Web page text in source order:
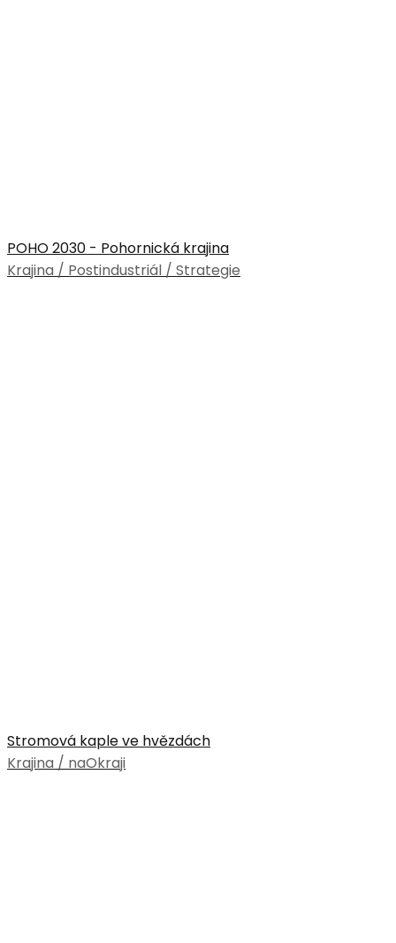
POHO 2030 - Pohornická krajina
Krajina / Postindustriál / Strategie
Stromová kaple ve hvězdách
Krajina / naOkraji